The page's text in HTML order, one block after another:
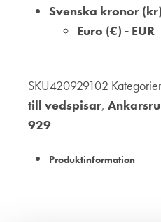
ÖNSKELISTA
ÖNSKELISTA
ÖNSKELISTA
Svenska kronor
Euro (€) - EUR
SKU420929102 Kategorier
till vedspisar,
929
Produktinformation